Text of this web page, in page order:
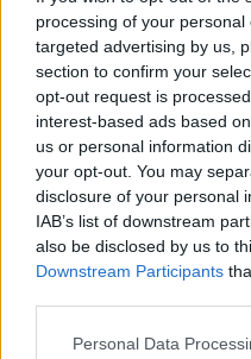
processing of your
targeted advertising by us,
section to confirm your
opt-out request is
interest-based ads based
us or personal information
your opt-out. You may
disclosure of your personal
IAB’s list of downstream
also be disclosed by us to
Downstream Participants
Please note that this
Personal Data
ήρθαν στη ζωή τα
47χρονης μητέρας,
ήτανβίαιοςκαι αυτή
διαζυγίου τους,
Τα παιδιά, ένα
πουείχαν
υγραερίου
νοσοκομείο όπου
Ο πατέρας των